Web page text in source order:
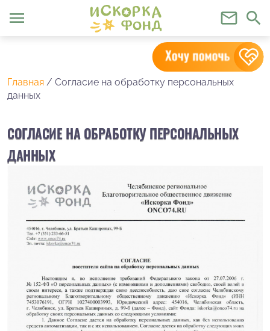
menu mail_outline search
Главная / Согласие на обработку персональных
данных
СОГЛАСИЕ НА ОБРАБОТКУ ПЕРСОНАЛЬНЫХ
ДАННЫХ